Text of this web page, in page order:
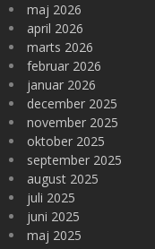
maj 2026
april 2026
marts 2026
februar 2026
januar 2026
december 2025
november 2025
oktober 2025
september 2025
august 2025
juli 2025
juni 2025
maj 2025